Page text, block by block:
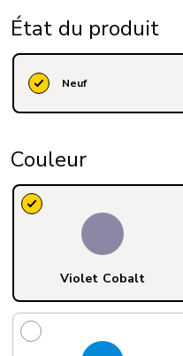
État du produit
Neuf
Couleur
Violet Cobalt